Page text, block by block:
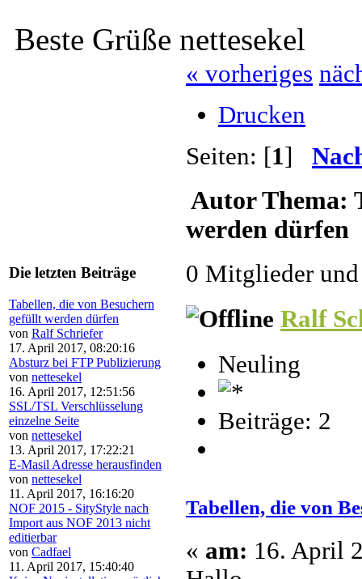
Beste Grüße nettesekel
Die letzten Beiträge
Tabellen, die von Besuchern
gefüllt werden dürfen
von Ralf Schriefer
17. April 2017, 08:20:16
Absturz bei FTP Publizierung
von nettesekel
16. April 2017, 12:51:56
SSL/TSL Verschlüsselung
einzelne Seite
von nettesekel
13. April 2017, 17:22:21
E-Masil Adresse herausfinden
von nettesekel
11. April 2017, 16:16:20
NOF 2015 - SityStyle nach
Import aus NOF 2013 nicht
editierbar
von Cadfael
11. April 2017, 15:40:40
« vorheriges
Drucken
Seiten: [1]
AutorThema:
werden dürfen
0 Mitglieder und
Ralf
Neuling
Beiträge: 2
Tabellen, die von
« am: 16. April